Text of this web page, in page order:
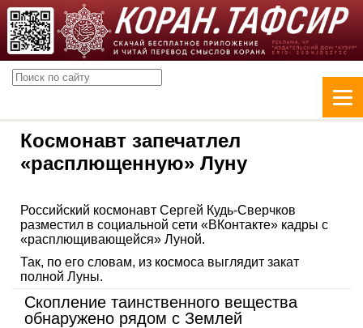
Космонавт запечатлел
«расплющенную» Луну
Российский космонавт Сергей Кудь-Сверчков
разместил в социальной сети «ВКонтакте» кадры с
«расплющивающейся» Луной.
Так, по его словам, из космоса выглядит закат
полной Луны.
Скопление таинственного вещества
обнаружено рядом с Землей